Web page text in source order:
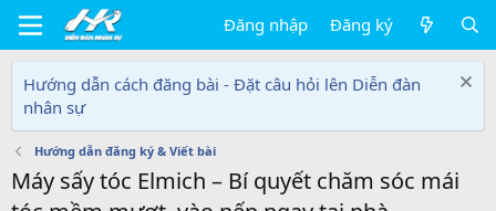
Đăng nhập Đăng ký
Hướng dẫn cách đăng bài - Đặt câu hỏi lên Diễn đàn
nhân sự
Hướng dẫn đăng ký & Viết bài
Máy sấy tóc Elmich – Bí quyết chăm sóc mái